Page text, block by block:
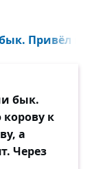
Привёл
бык.
к
а
Через